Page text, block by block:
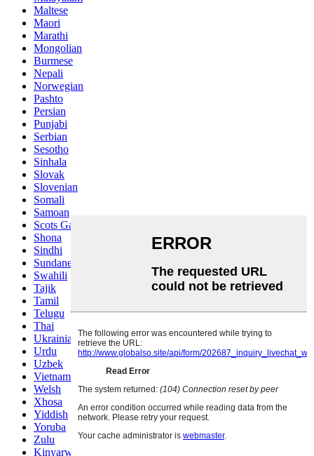
Maltese
Maori
Marathi
Mongolian
Burmese
Nepali
Norwegian
Pashto
Persian
Punjabi
Serbian
Sesotho
Sinhala
Slovak
Slovenian
Somali
Samoan
Scots Gaelic
Shona
Sindhi
Sundanese
Swahili
Tajik
Tamil
Telugu
Thai
Ukrainian
Urdu
Uzbek
Vietnamese
Welsh
Xhosa
Yiddish
Yoruba
Zulu
Kinyarwanda